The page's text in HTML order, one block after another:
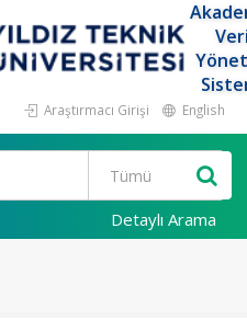
Araştırmacı Girişi English
Detaylı Arama